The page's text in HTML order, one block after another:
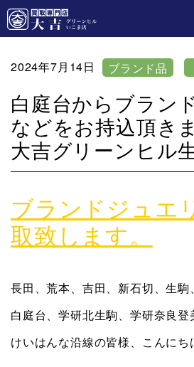
2024年7月14日 ブランド品
白庭台からブラン
などをお持込頂き
大吉グリーンヒル
ブランドジュエ
取致します。
長田、荒本、吉田、新石切、生駒、
白庭台、学研北生駒、学研奈良登
けいはんな沿線の皆様、こんにち